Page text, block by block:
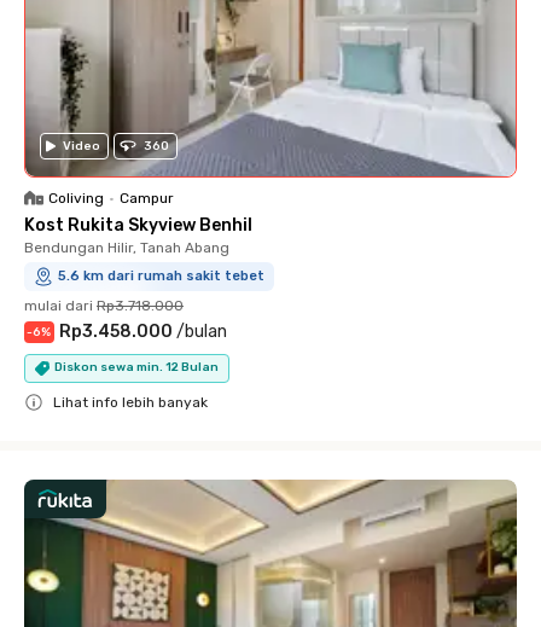
Video 360
Coliving • Campur
Kost Rukita Skyview Benhil
Bendungan Hilir, Tanah Abang
5.6 km dari rumah sakit tebet
mulai dari Rp3.718.000
-6% Rp3.458.000 /bulan
Diskon sewa min. 12 Bulan
Lihat info lebih banyak